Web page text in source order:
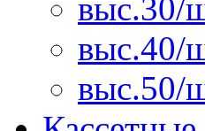
выс.30/
выс.40/
выс.50/